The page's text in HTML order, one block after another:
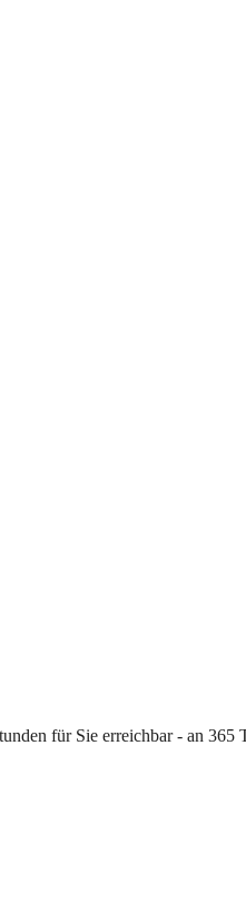
für Sie erreichbar - an